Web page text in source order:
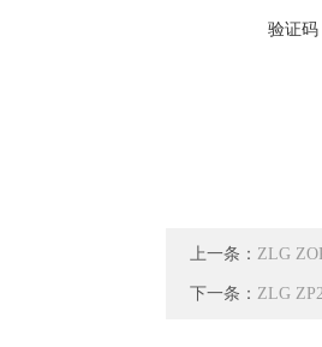
验证码
上一条： ZLG
下一条： ZLG